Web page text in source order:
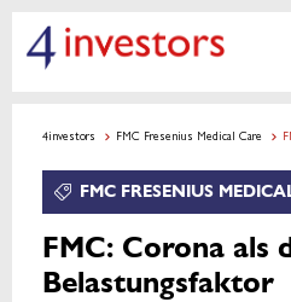
4investors FMC Fresenius Medical Care
FMC FRESENIUS
FMC: Corona als
Belastungsfaktor